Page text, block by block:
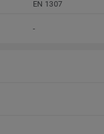
EN 1307
-